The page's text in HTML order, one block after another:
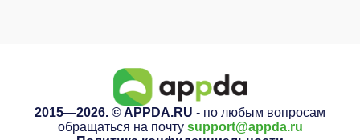
2015—2026. © APPDA.RU - по любым вопросам
обращаться на почту support@appda.ru